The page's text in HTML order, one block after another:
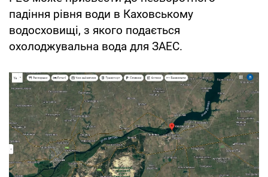
падіння рівня води в Каховському
водосховищі, з якого подається
охолоджувальна вода для ЗАЕС.